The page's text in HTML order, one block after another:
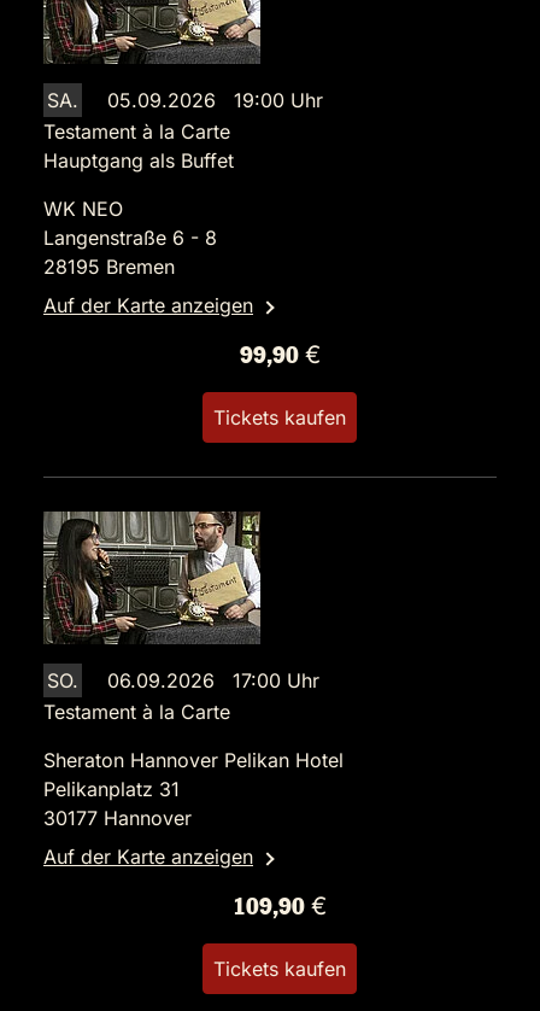
SA.
05.09.2026 19:00 Uhr
Testament à la Carte
Hauptgang als Buffet
WK NEO
Langenstraße 6 - 8
28195 Bremen
Auf der Karte anzeigen
99,90 €
Tickets kaufen
SO.
06.09.2026 17:00 Uhr
Testament à la Carte
Sheraton Hannover Pelikan Hotel
Pelikanplatz 31
30177 Hannover
Auf der Karte anzeigen
109,90 €
Tickets kaufen